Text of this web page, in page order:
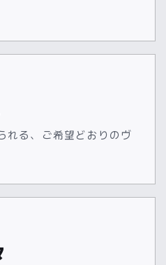
れる、ご希望どおりのヴ